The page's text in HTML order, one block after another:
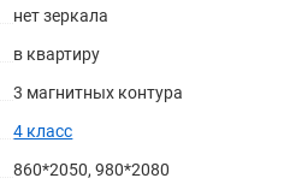
нет зеркала
в квартиру
3 магнитных контура
4 класс
860*2050, 980*2080